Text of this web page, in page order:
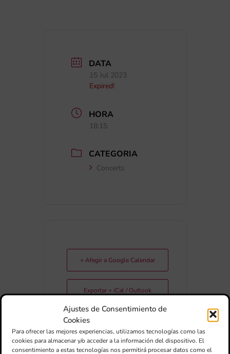
Ajustes de Consentimiento de
Cookies
Para ofrecer las mejores experiencias, utilizamos tecnologías como las
cookies para almacenar y/o acceder a la información del dispositivo. El
consentimiento a estas tecnologías nos permitirá procesar datos como el
DATA
15 Jul 2023
Expired!
HORA
18:15
CATEGORIA
Concerts
+ Afegir a Google Calendar
Exportar + iCal / Outlook